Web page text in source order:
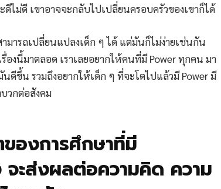
ม่ดี เขาอาจจะกลับไปเปลี่ยนครอบครัวของเขาก็ได้
มารถเปลี่ยนแปลงเด็ก ๆ ได้ แต่มันก็ไม่ง่ายเช่นกัน
งนี้มาตลอด เราเลยอยากให้คนที่มี Power ทุกคน มา
ดีขึ้น รวมถึงอยากให้เด็ก ๆ ที่จะโตไปแล้วมี Power มี
วกต่อสังคม
องการศึกษาที่มี
จะส่งผลต่อความคิด ความ